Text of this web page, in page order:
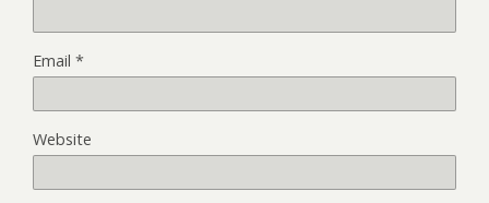
Email *
Website